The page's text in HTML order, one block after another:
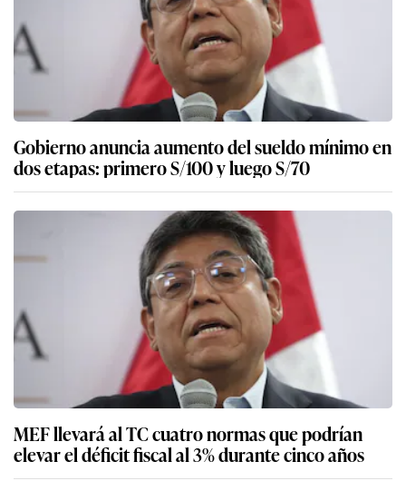
Gobierno anuncia aumento del sueldo mínimo en
dos etapas: primero S/100 y luego S/70
MEF llevará al TC cuatro normas que podrían
elevar el déficit fiscal al 3% durante cinco años